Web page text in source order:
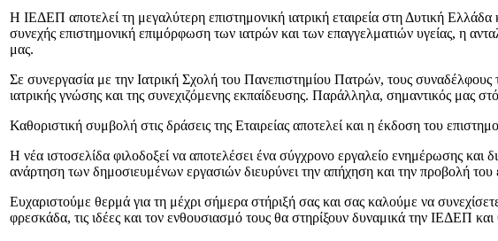
Η ΙΕΔΕΠ αποτελεί τη μεγαλύτερη επιστημονική ιατρική εταιρεία στη Δυτική Ελλάδα
συνεχής επιστημονική επιμόρφωση των ιατρών και των επαγγελματιών υγείας, η
μας.
Σε συνεργασία με την Ιατρική Σχολή του Πανεπιστημίου Πατρών, τους συναδέλφους
ιατρικής γνώσης και της συνεχιζόμενης εκπαίδευσης. Παράλληλα, σημαντικός μας
Καθοριστική συμβολή στις δράσεις της Εταιρείας αποτελεί και η έκδοση του
Η νέα ιστοσελίδα φιλοδοξεί να αποτελέσει ένα σύγχρονο εργαλείο ενημέρωσης
ανάρτηση των δημοσιευμένων εργασιών διευρύνει την απήχηση και την προβολή
Ευχαριστούμε θερμά για τη μέχρι σήμερα στήριξή σας και σας καλούμε να
φρεσκάδα, τις ιδέες και τον ενθουσιασμό τους θα στηρίξουν δυναμικά την ΙΕΔΕΠ